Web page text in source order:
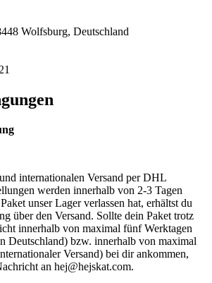
Wolfsburg, Deutschland
internationalen Versand per DHL
werden innerhalb von 2-3 Tagen
unser Lager verlassen hat, erhältst du
über den Versand. Sollte dein Paket trotz
innerhalb von maximal fünf Werktagen
Deutschland) bzw. innerhalb von maximal
Versand) bei dir ankommen,
an hej@hejskat.com.